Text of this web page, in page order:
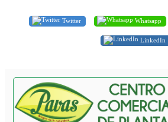
Twitter Whatsapp
LinkedIn